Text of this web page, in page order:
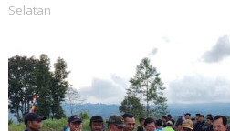
Selatan